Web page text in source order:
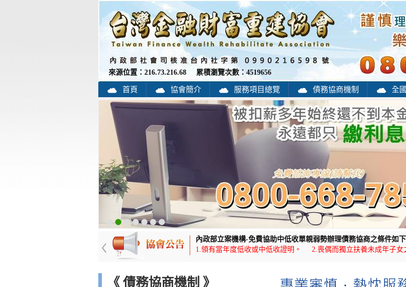
來源位置： 216.73.216.68 累積瀏覽次數：4519656
首頁 協會簡介 服務項目總覽 債務協商機制 全
內政部立案機構-免費協助中低收單親弱勢辦理債務協商之條件如下
1.領有當年度低收或中低收證明。 2.喪偶而獨立扶養未成年子女
《 債務協商機制 》